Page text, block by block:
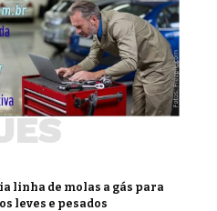
linha de molas a gás para
leves e pesados